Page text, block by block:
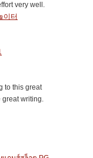
very well.
이터
to this great
great writing.